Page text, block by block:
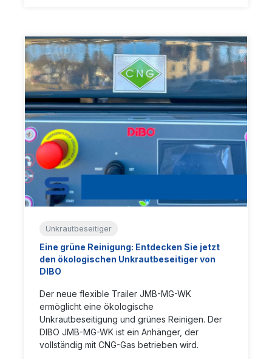
Unkrautbeseitiger
Eine grüne Reinigung: Entdecken Sie jetzt
den ökologischen Unkrautbeseitiger von
DIBO
Der neue flexible Trailer JMB-MG-WK
ermöglicht eine ökologische
Unkrautbeseitigung und grünes Reinigen. Der
DIBO JMB-MG-WK ist ein Anhänger, der
vollständig mit CNG-Gas betrieben wird.